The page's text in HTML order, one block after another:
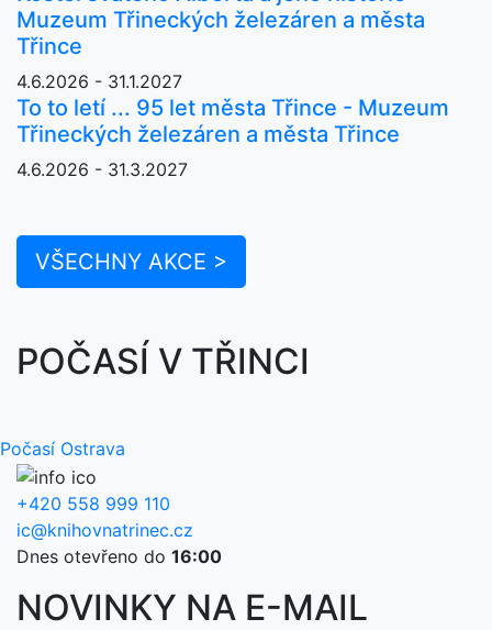
Muzeum Třineckých železáren a města
Třince
4.6.2026 - 31.1.2027
To to letí ... 95 let města Třince - Muzeum
Třineckých železáren a města Třince
4.6.2026 - 31.3.2027
VŠECHNY AKCE >
POČASÍ V TŘINCI
Počasí Ostrava
+420 558 999 110
ic@knihovnatrinec.cz
Dnes otevřeno do 16:00
NOVINKY NA E-MAIL